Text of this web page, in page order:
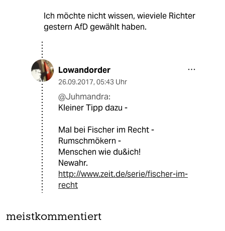
Ich möchte nicht wissen, wieviele Richter
gestern AfD gewählt haben.
Lowandorder
26.09.2017, 05:43 Uhr
@Juhmandra:
Kleiner Tipp dazu -
Mal bei Fischer im Recht -
Rumschmökern -
Menschen wie du&ich!
Newahr.
http://www.zeit.de/serie/fischer-im-
recht
meistkommentiert